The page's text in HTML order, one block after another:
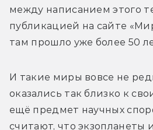
между написанием этого
публикацией на сайте
там прошло уже более 50
И такие миры вовсе не
оказались так близко к
ещё предмет научных
считают, что экзопланеты